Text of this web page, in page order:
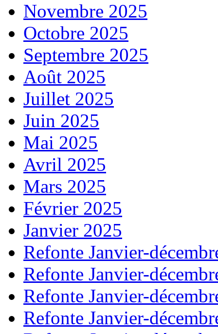
Novembre 2025
Octobre 2025
Septembre 2025
Août 2025
Juillet 2025
Juin 2025
Mai 2025
Avril 2025
Mars 2025
Février 2025
Janvier 2025
Refonte Janvier-
Refonte Janvier-
Refonte Janvier-
Refonte Janvier-